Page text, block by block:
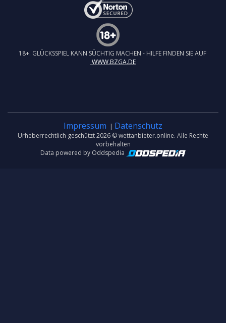
18+. GLÜCKSSPIEL KANN SÜCHTIG MACHEN - HILFE FINDEN SIE AUF
WWW.BZGA.DE
Impressum | Datenschutz
Urheberrechtlich geschützt 2026 © wettanbieter.online. Alle Rechte
vorbehalten
Data powered by Oddspedia